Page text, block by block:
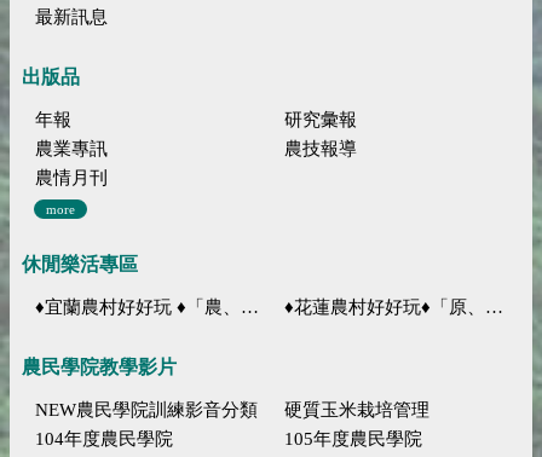
最新訊息
出版品
年報
研究彙報
農業專訊
農技報導
農情月刊
more
休閒樂活專區
♦宜蘭農村好好玩 ♦「農、藝、山、水」四條遊程推薦 ♦花蓮農村好好玩♦「原、生、慢、活」四條遊程推薦
農民學院教學影片
NEW農民學院訓練影音分類
硬質玉米栽培管理
104年度農民學院
105年度農民學院